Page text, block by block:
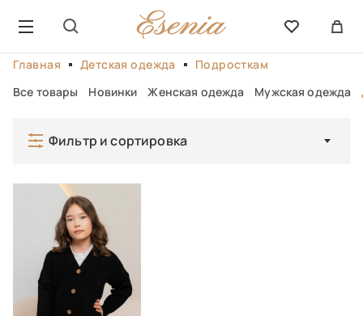
Главная Детская одежда
Подросткам
Все товары
Новинки Женская одежда Мужская одежда
Фильтр и сортировка